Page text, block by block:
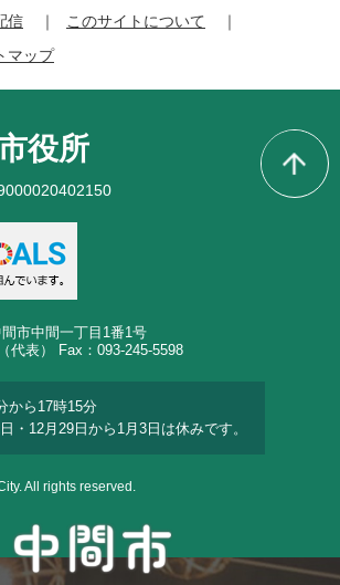
信
このサイトについて
マップ
役所
市中間一丁目1番1号
代表） Fax：093-245-5598
ら17時15分
・12月29日から1月3日は休みです。
All rights reserved.